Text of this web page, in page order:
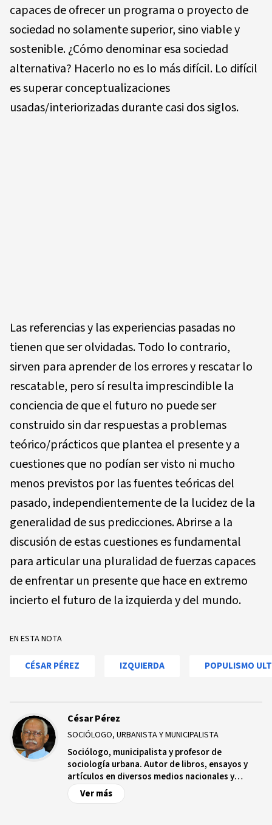
capaces de ofrecer un programa o proyecto de
sociedad no solamente superior, sino viable y
sostenible. ¿Cómo denominar esa sociedad
alternativa? Hacerlo no es lo más difícil. Lo difícil
es superar conceptualizaciones
usadas/interiorizadas durante casi dos siglos.
Las referencias y las experiencias pasadas no
tienen que ser olvidadas. Todo lo contrario,
sirven para aprender de los errores y rescatar lo
rescatable, pero sí resulta imprescindible la
conciencia de que el futuro no puede ser
construido sin dar respuestas a problemas
teórico/prácticos que plantea el presente y a
cuestiones que no podían ser visto ni mucho
menos previstos por las fuentes teóricas del
pasado, independientemente de la lucidez de la
generalidad de sus predicciones. Abrirse a la
discusión de estas cuestiones es fundamental
para articular una pluralidad de fuerzas capaces
de enfrentar un presente que hace en extremo
incierto el futuro de la izquierda y del mundo.
EN ESTA NOTA
CÉSAR PÉREZ IZQUIERDA POPULISMO
César Pérez
SOCIÓLOGO, URBANISTA Y MUNICIPALISTA
Sociólogo, municipalista y profesor de
sociología urbana. Autor de libros, ensayos y
artículos en diversos medios nacionales y
extranjeros sobre movimientos sociales,
urbanismo, desarrollo y poder local. Miembro de
Ver más